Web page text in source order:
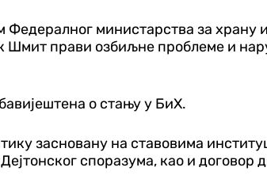
Федералног министарства за
прави озбиљне проблеме и
о стању у БиХ.
засновану на ставовима
споразума, као и договор